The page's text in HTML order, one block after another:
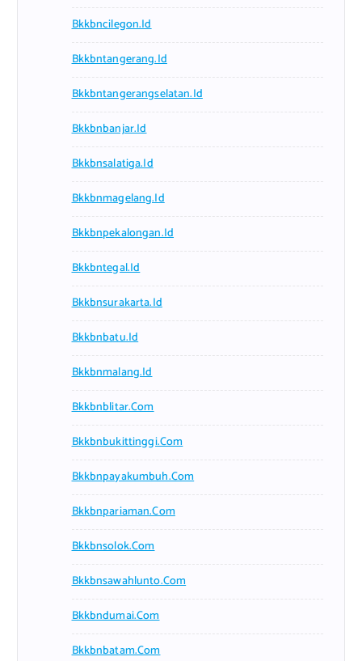
Bkkbncilegon.id
Bkkbntangerang.id
Bkkbntangerangselatan.id
Bkkbnbanjar.id
Bkkbnsalatiga.id
Bkkbnmagelang.id
Bkkbnpekalongan.id
Bkkbntegal.id
Bkkbnsurakarta.id
Bkkbnbatu.id
Bkkbnmalang.id
Bkkbnblitar.com
Bkkbnbukittinggi.com
Bkkbnpayakumbuh.com
Bkkbnpariaman.com
Bkkbnsolok.com
Bkkbnsawahlunto.com
Bkkbndumai.com
Bkkbnbatam.com